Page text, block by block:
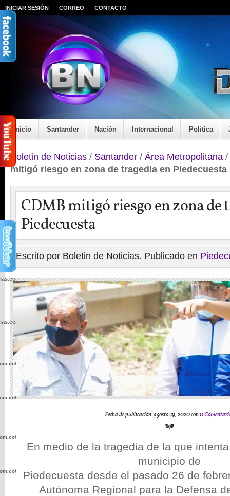
INICIAR SESIÓN CORREO CONTACTO
Inicio Santander Nación Internacional Política
Boletin de Noticias / Santander / Área Metropolitana /
mitigó riesgo en zona de tragedia en Piedecuesta
CDMB mitigó riesgo en zona de
Piedecuesta
Escrito por Boletin de Noticias. Publicado en
Fecha de publicación: agosto 29, 2020 con0
En medio de la tragedia de la que
municipio de
Piedecuesta desde el pasado 26 de
Autónoma Regional para la Defensa
wp-
wp-
wp-
wp-
wp-
wp-